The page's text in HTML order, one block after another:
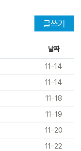
글쓰기
날짜
11-14
11-14
11-18
11-19
11-20
11-22